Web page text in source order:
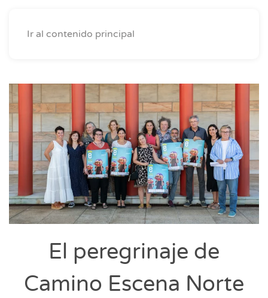
Ir al contenido principal
El peregrinaje de
Camino Escena Norte